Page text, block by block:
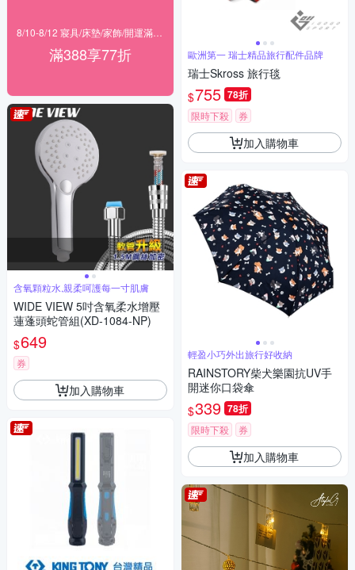
滿388享77折
含氧顆粒水,親柔呵護每一寸肌膚
WIDE VIEW 5吋含氧柔水增壓
蓮蓬頭蛇管組(XD-1084-NP)
$649
券
加入購物車
歐洲第一 瑞士精品旅行配件品牌
瑞士Skross 旅行毯
$755 78折
限時下殺 券
加入購物車
輕盈小巧外出旅行好收納
RAINSTORY柴犬樂園抗UV手
開迷你口袋傘
$339 78折
限時下殺 券
加入購物車